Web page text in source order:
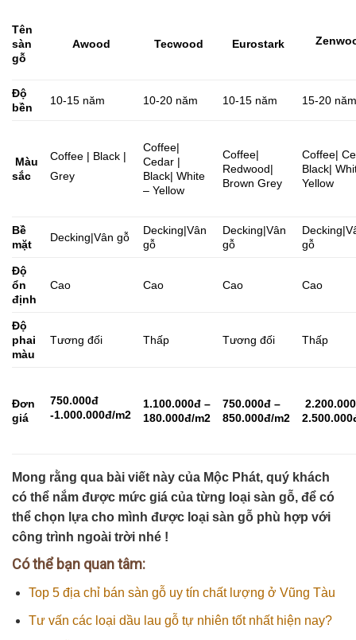
Tên
sàn
gỗ
Awood Tecwood Eurostark
Độ
bền
10-15 năm 10-20 năm 10-15 năm 15-20
Màu
sắc
Coffee | Black |
Grey
Coffee|
Cedar |
Black| White
– Yellow
Coffee|
Redwood|
Brown Grey
Coffee|
Black|
Yellow
Bề
mặt
Decking|Vân gỗ
Decking|Vân
gỗ
Decking|Vân
gỗ
gỗ
Độ
ổn
định
Cao Cao Cao Cao
Độ
phai
màu
Tương đối Thấp Tương đối Thấp
Đơn
giá
750.000đ
-1.000.000đ/m2
1.100.000đ –
180.000đ/m2
750.000đ –
850.000đ/m2
Mong rằng qua bài viết này của Mộc Phát, quý khách
có thể nắm được mức giá của từng loại sàn gỗ, để có
thể chọn lựa cho mình được loại sàn gỗ phù hợp với
công trình ngoài trời nhé !
Có thể bạn quan tâm:
Top 5 địa chỉ bán sàn gỗ uy tín chất lượng ở Vũng Tàu
Tư vấn các loại dầu lau gỗ tự nhiên tốt nhất hiện nay?